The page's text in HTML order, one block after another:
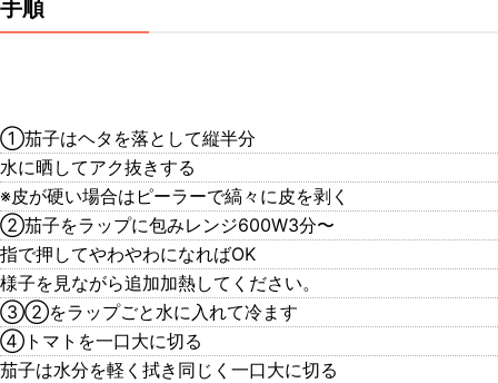
手順
①茄子はヘタを落として縦半分
水に晒してアク抜きする
※皮が硬い場合はピーラーで縞々に皮を剥く
②茄子をラップに包みレンジ600W3分〜
指で押してやわやわになればOK
様子を見ながら追加加熱してください。
③②をラップごと水に入れて冷ます
④トマトを一口大に切る
茄子は水分を軽く拭き同じく一口大に切る